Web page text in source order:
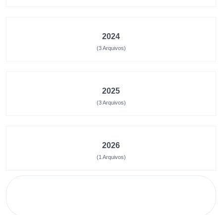
2024
(3 Arquivos)
2025
(3 Arquivos)
2026
(1 Arquivos)